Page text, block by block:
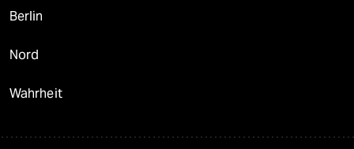
Berlin
Nord
Wahrheit